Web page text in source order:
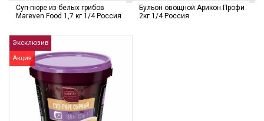
Суп-пюре из белых грибов
Mareven Food 1,7 кг 1/4 Россия
Бульон овощной Арикон Профи
2кг 1/4 Россия
Эксклюзив
Акция